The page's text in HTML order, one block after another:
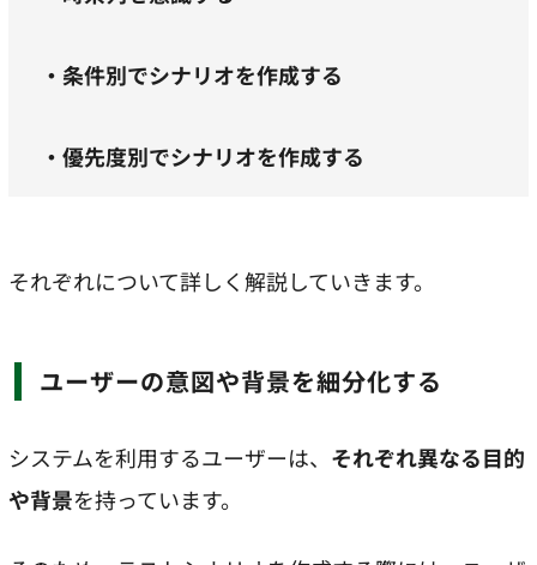
・条件別でシナリオを作成する
・優先度別でシナリオを作成する
それぞれについて詳しく解説していきます。
ユーザーの意図や背景を細分化する
システムを利用するユーザーは、 それぞれ異なる目的
や背景を持っています。